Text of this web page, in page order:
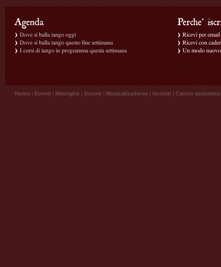
Dove si balla tango oggi
Dove si balla tango questo fine settimana
I corsi di tango in programma questa settimana
Ricevi per
Ricevi con
Un modo
Home | Eventi | Milonghe | Scuole | Musicalizadores | Iscriviti | Centro